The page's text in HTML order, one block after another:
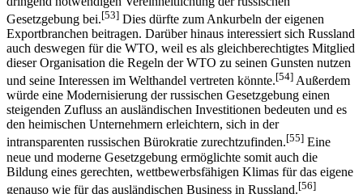
dringend notwendigen Vereinheitlichung der russischen
Gesetzgebung bei.[53]Dies dürfte zum Ankurbeln der eigenen
Exportbranchen beitragen. Darüber hinaus interessiert sich Russland
auch deswegen für die WTO, weil es als gleichberechtigtes Mitglied
dieser Organisation die Regeln der WTO zu seinen Gunsten nutzen
und seine Interessen im Welthandel vertreten könnte.[54]Außerdem
würde eine Modernisierung der russischen Gesetzgebung einen
steigenden Zufluss an ausländischen Investitionen bedeuten und es
den heimischen Unternehmern erleichtern, sich in der
intransparenten russischen Bürokratie zurechtzufinden. [55]Eine
neue und moderne Gesetzgebung ermöglichte somit auch die
Bildung eines gerechten, wettbewerbsfähigen Klimas für das eigene